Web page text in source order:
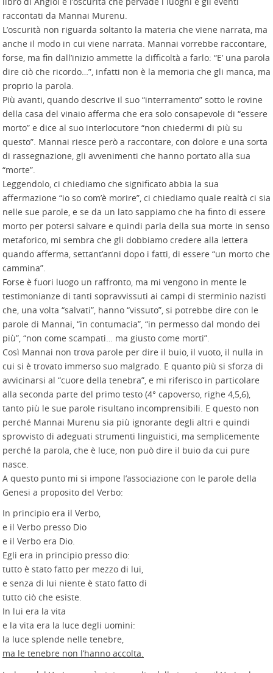
raccontati da Mannai Murenu.
L’oscurità non riguarda soltanto la materia che viene narrata, ma
anche il modo in cui viene narrata. Mannai vorrebbe raccontare,
forse, ma fin dall’inizio ammette la difficoltà a farlo: “E’ una parola
dire ciò che ricordo…”, infatti non è la memoria che gli manca, ma
proprio la parola.
Più avanti, quando descrive il suo “interramento” sotto le rovine
della casa del vinaio afferma che era solo consapevole di “essere
morto” e dice al suo interlocutore “non chiedermi di più su
questo”. Mannai riesce però a raccontare, con dolore e una sorta
di rassegnazione, gli avvenimenti che hanno portato alla sua
“morte”.
Leggendolo, ci chiediamo che significato abbia la sua
affermazione “io so com’è morire”, ci chiediamo quale realtà ci sia
nelle sue parole, e se da un lato sappiamo che ha finto di essere
morto per potersi salvare e quindi parla della sua morte in senso
metaforico, mi sembra che gli dobbiamo credere alla lettera
quando afferma, settant’anni dopo i fatti, di essere “un morto che
cammina”.
Forse è fuori luogo un raffronto, ma mi vengono in mente le
testimonianze di tanti sopravvissuti ai campi di sterminio nazisti
che, una volta “salvati”, hanno “vissuto”, si potrebbe dire con le
parole di Mannai, “in contumacia”, “in permesso dal mondo dei
più”, “non come scampati… ma giusto come morti”.
Così Mannai non trova parole per dire il buio, il vuoto, il nulla in
cui si è trovato immerso suo malgrado. E quanto più si sforza di
avvicinarsi al “cuore della tenebra”, e mi riferisco in particolare
alla seconda parte del primo testo (4° capoverso, righe 4,5,6),
tanto più le sue parole risultano incomprensibili. E questo non
perché Mannai Murenu sia più ignorante degli altri e quindi
sprovvisto di adeguati strumenti linguistici, ma semplicemente
perché la parola, che è luce, non può dire il buio da cui pure
nasce.
A questo punto mi si impone l’associazione con le parole della
Genesi a proposito del Verbo:
In principio era il Verbo,
e il Verbo presso Dio
e il Verbo era Dio.
Egli era in principio presso dio:
tutto è stato fatto per mezzo di lui,
e senza di lui niente è stato fatto di
tutto ciò che esiste.
In lui era la vita
e la vita era la luce degli uomini:
la luce splende nelle tenebre,
ma le tenebre non l’hanno accolta.